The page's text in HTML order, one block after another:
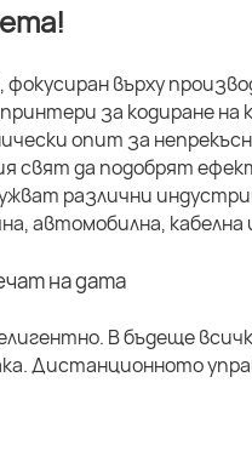
фокусиран върху
за кодиране на
опит за
свят да подобрят
различни
автомобилна, кабелна
В бъдеще
Дистанционното